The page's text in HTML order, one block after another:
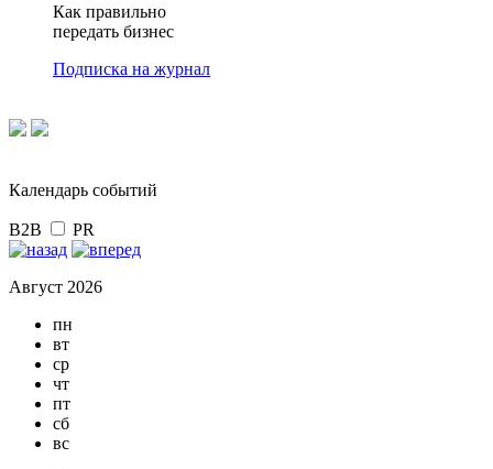
Как правильно
передать бизнес
Подписка на журнал
Календарь событий
B2B PR
Август 2026
пн
вт
ср
чт
пт
сб
вс